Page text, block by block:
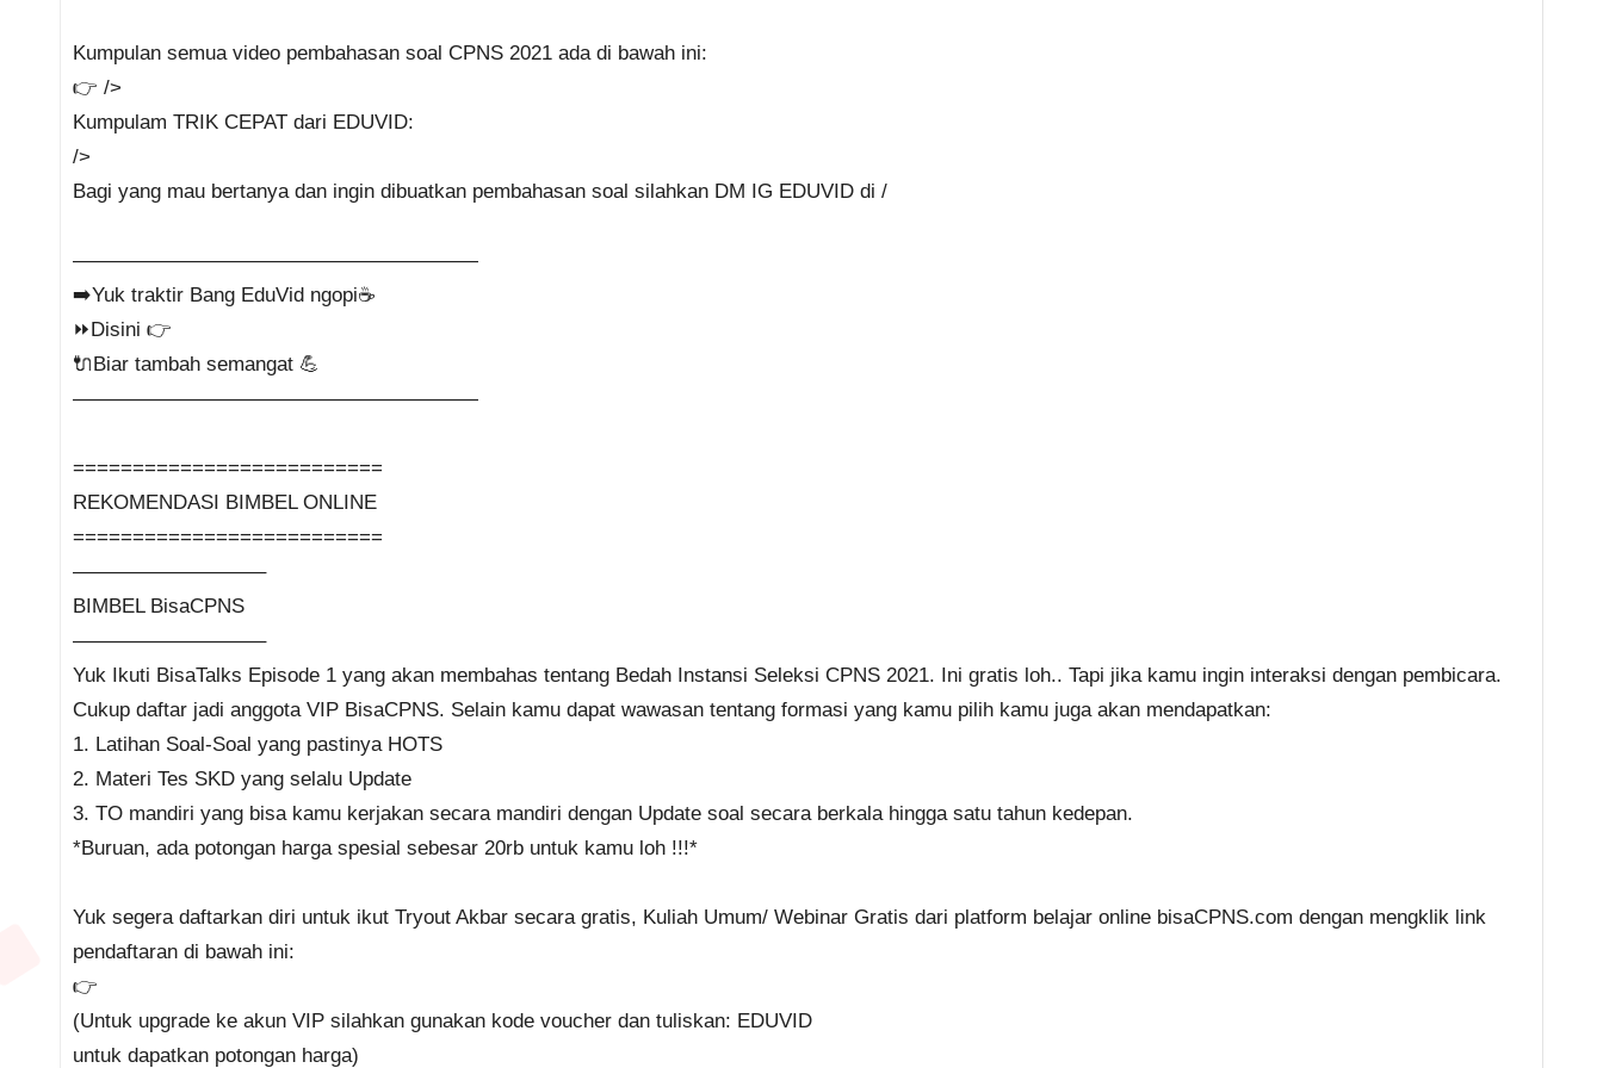
Kumpulan semua video pembahasan soal CPNS 2021 ada di bawah ini:
👉 />
Kumpulam TRIK CEPAT dari EDUVID:
/>
Bagi yang mau bertanya dan ingin dibuatkan pembahasan soal silahkan DM IG EDUVID di /
————————————————————
➡️Yuk traktir Bang EduVid ngopi☕
⏩Disini 👉
🔌Biar tambah semangat 💪
————————————————————
==========================
REKOMENDASI BIMBEL ONLINE
==========================
—————————–
BIMBEL BisaCPNS
—————————–
Yuk Ikuti BisaTalks Episode 1 yang akan membahas tentang Bedah Instansi Seleksi CPNS 2021. Ini gratis loh.. Tapi jika kamu ingin interaksi dengan pembicara.
Cukup daftar jadi anggota VIP BisaCPNS. Selain kamu dapat wawasan tentang formasi yang kamu pilih kamu juga akan mendapatkan:
1. Latihan Soal-Soal yang pastinya HOTS
2. Materi Tes SKD yang selalu Update
3. TO mandiri yang bisa kamu kerjakan secara mandiri dengan Update soal secara berkala hingga satu tahun kedepan.
*Buruan, ada potongan harga spesial sebesar 20rb untuk kamu loh !!!*
Yuk segera daftarkan diri untuk ikut Tryout Akbar secara gratis, Kuliah Umum/ Webinar Gratis dari platform belajar online bisaCPNS.com dengan mengklik link
pendaftaran di bawah ini:
👉
(Untuk upgrade ke akun VIP silahkan gunakan kode voucher dan tuliskan: EDUVID
untuk dapatkan potongan harga)